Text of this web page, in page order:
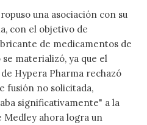
una asociación con su
con el objetivo de
de medicamentos de
materializó, ya que el
Hypera Pharma rechazó
fusión no solicitada,
significativamente" a la
Medley ahora logra un